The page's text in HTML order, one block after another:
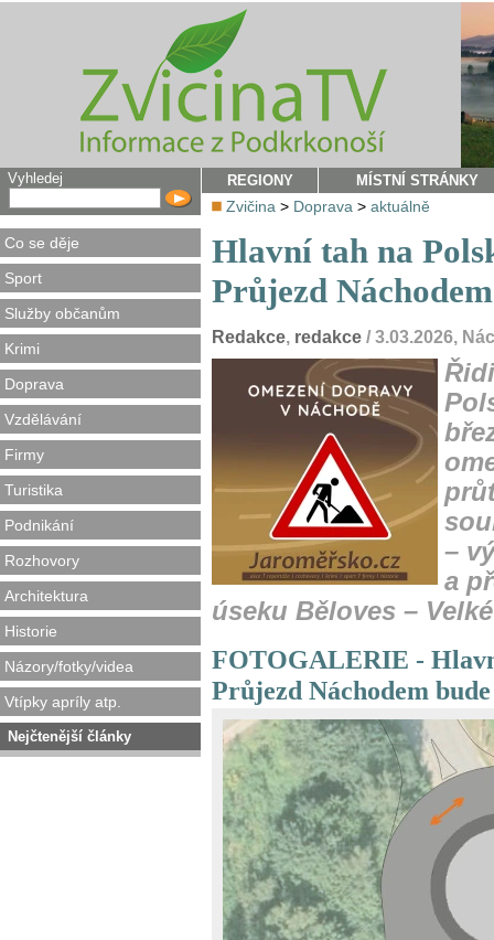
Vyhledej
Co se děje
Sport
Služby občanům
Krimi
Doprava
Vzdělávání
Firmy
Turistika
Podnikání
Rozhovory
Architektura
Historie
Názory/fotky/videa
Vtípky apríly atp.
Nejčtenější články
REGIONY MÍSTNÍ STRÁNKY
Zvičina > Doprava > aktuálně
Hlavní tah na
Průjezd
Redakce, redakce / 3.03.2026,
–
a
úseku Běloves –
FOTOGALERIE -
Průjezd Náchodem